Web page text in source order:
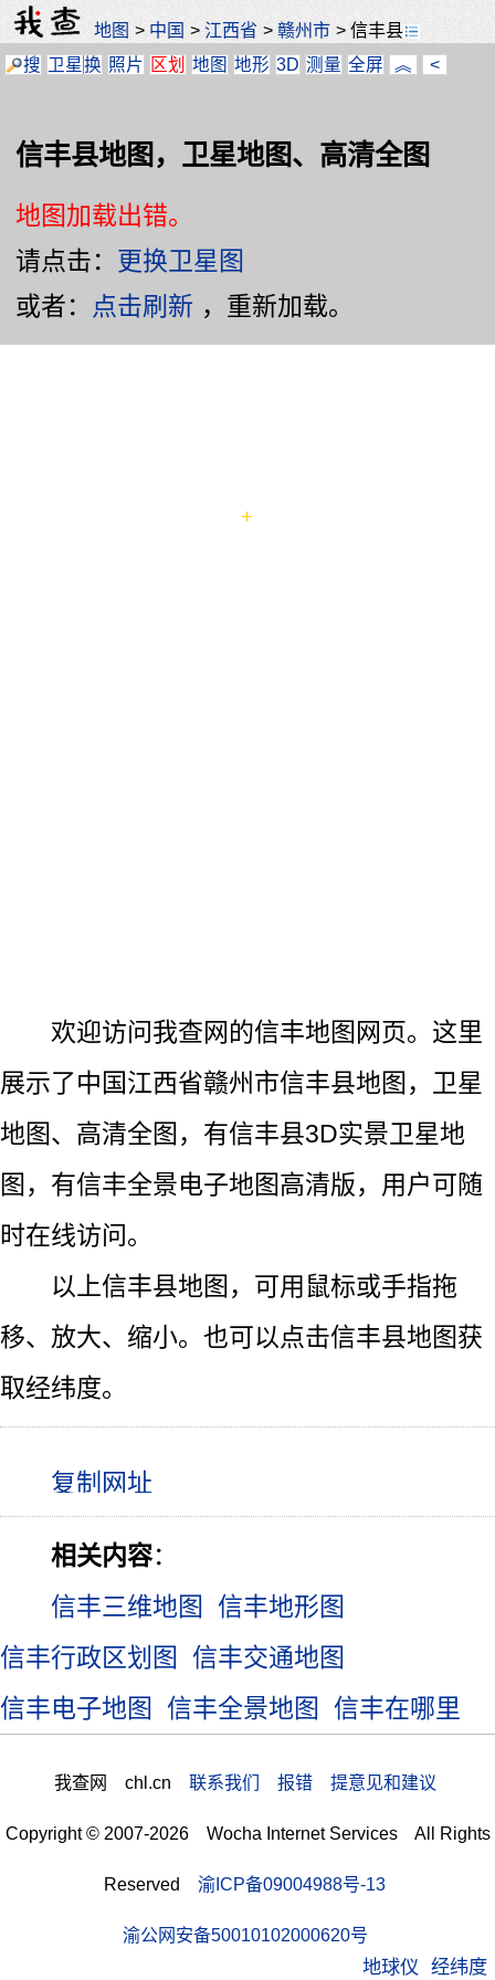
地图 > 中国 > 江西省 >赣州市 >信丰县
搜 卫星换 照片 区划 地图 地形 3D 测量 全屏 ︽ <
信丰县地图，卫星地图、高清全图
地图加载出错。
请点击： 更换卫星图
或者： 点击刷新 ，重新加载。
地球仪 经纬度
欢迎访问我查网的信丰地图网页。这里
展示了中国江西省赣州市信丰县地图，卫星
地图、高清全图，有信丰县3D实景卫星地
图，有信丰全景电子地图高清版，用户可随
时在线访问。
以上信丰县地图，可用鼠标或手指拖
移、放大、缩小。也可以点击信丰县地图获
取经纬度。
相关内容：
信丰三维地图
信丰地形图
信丰行政区划图
信丰交通地图
信丰电子地图
信丰全景地图 信丰在哪里
我查网 chl.cn 联系我们 报错 提意见和建议
Copyright © 2007-2026 Wocha Internet Services All Rights
Reserved 渝ICP备09004988号-13
渝公网安备50010102000620号